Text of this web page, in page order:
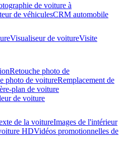
de voiture à
de véhiculesCRM automobile
Visualiseur de voitureVisite
Retouche photo de
photo de voitureRemplacement de
plan de voiture
de voiture
de la voitureImages de l'intérieur
HDVidéos promotionnelles de